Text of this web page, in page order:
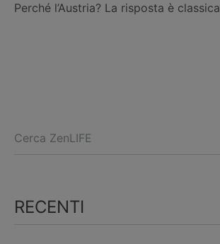
Perché l’Austria? La risposta è classica
RECENTI